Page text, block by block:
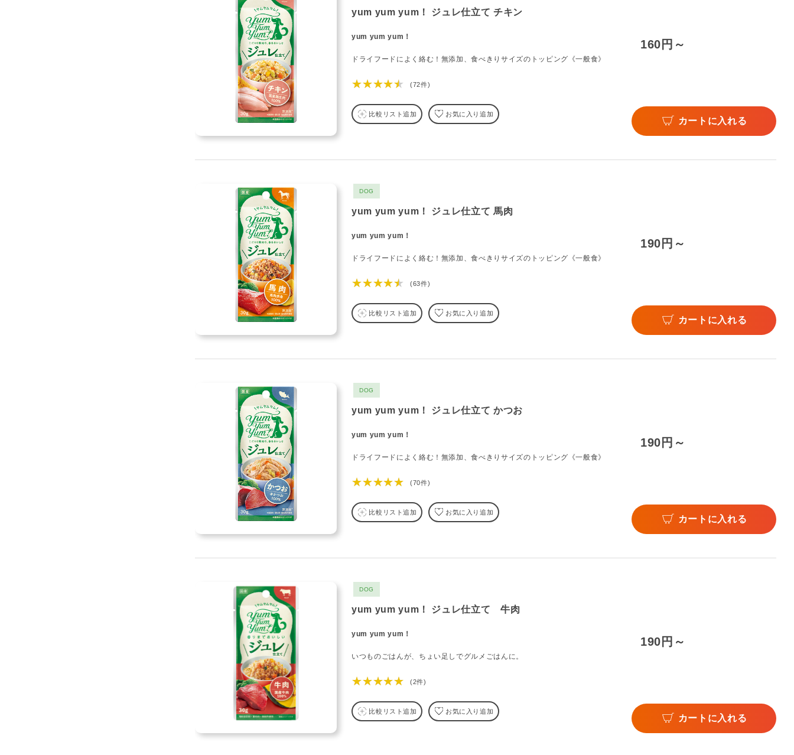
yum yum yum！ ジュレ仕立て チキン
yum yum yum！
ドライフードによく絡む！無添加、食べきりサイズのトッピング《一般食》
★★★★★ (72件)
比較リスト追加 お気に入り追加
160円～
カートに入れる
DOG
yum yum yum！ ジュレ仕立て 馬肉
yum yum yum！
ドライフードによく絡む！無添加、食べきりサイズのトッピング《一般食》
★★★★★ (63件)
比較リスト追加 お気に入り追加
190円～
カートに入れる
DOG
yum yum yum！ ジュレ仕立て かつお
yum yum yum！
ドライフードによく絡む！無添加、食べきりサイズのトッピング《一般食》
★★★★★ (70件)
比較リスト追加 お気に入り追加
190円～
カートに入れる
DOG
yum yum yum！ ジュレ仕立て 牛肉
yum yum yum！
いつものごはんが、ちょい足しでグルメごはんに。
★★★★★ (2件)
比較リスト追加 お気に入り追加
190円～
カートに入れる